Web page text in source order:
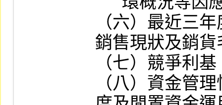
（六）最近三
銷售現狀及銷
（七）競爭利
（八）資金管